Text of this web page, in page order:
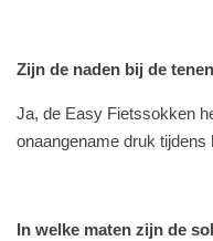
Zijn de naden bij de
Ja, de Easy Fietssokken
onaangename druk
In welke maten zijn de